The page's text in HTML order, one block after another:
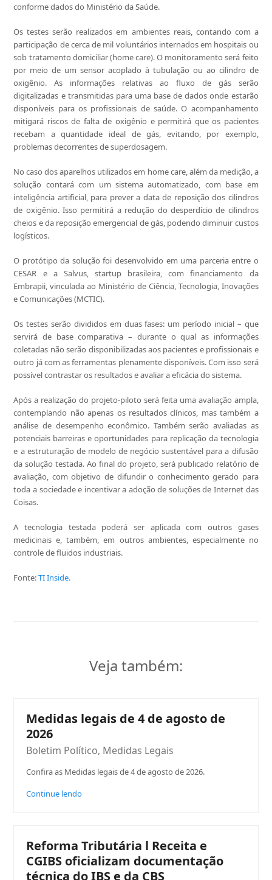
conforme dados do Ministério da Saúde.
Os testes serão realizados em ambientes reais, contando com a
participação de cerca de mil voluntários internados em hospitais ou
sob tratamento domiciliar (home care). O monitoramento será feito
por meio de um sensor acoplado à tubulação ou ao cilindro de
oxigênio. As informações relativas ao fluxo de gás serão
digitalizadas e transmitidas para uma base de dados onde estarão
disponíveis para os profissionais de saúde. O acompanhamento
mitigará riscos de falta de oxigênio e permitirá que os pacientes
recebam a quantidade ideal de gás, evitando, por exemplo,
problemas decorrentes de superdosagem.
No caso dos aparelhos utilizados em home care, além da medição, a
solução contará com um sistema automatizado, com base em
inteligência artificial, para prever a data de reposição dos cilindros
de oxigênio. Isso permitirá a redução do desperdício de cilindros
cheios e da reposição emergencial de gás, podendo diminuir custos
logísticos.
O protótipo da solução foi desenvolvido em uma parceria entre o
CESAR e a Salvus, startup brasileira, com financiamento da
Embrapii, vinculada ao Ministério de Ciência, Tecnologia, Inovações
e Comunicações (MCTIC).
Os testes serão divididos em duas fases: um período inicial – que
servirá de base comparativa – durante o qual as informações
coletadas não serão disponibilizadas aos pacientes e profissionais e
outro já com as ferramentas plenamente disponíveis. Com isso será
possível contrastar os resultados e avaliar a eficácia do sistema.
Após a realização do projeto-piloto será feita uma avaliação ampla,
contemplando não apenas os resultados clínicos, mas também a
análise de desempenho econômico. Também serão avaliadas as
potenciais barreiras e oportunidades para replicação da tecnologia
e a estruturação de modelo de negócio sustentável para a difusão
da solução testada. Ao final do projeto, será publicado relatório de
avaliação, com objetivo de difundir o conhecimento gerado para
toda a sociedade e incentivar a adoção de soluções de Internet das
Coisas.
A tecnologia testada poderá ser aplicada com outros gases
medicinais e, também, em outros ambientes, especialmente no
controle de fluidos industriais.
Fonte:TI Inside.
Veja também:
Medidas legais de 4 de agosto de
2026
Boletim Político, Medidas Legais
Confira as Medidas legais de 4 de agosto de 2026.
Continue lendo
Reforma Tributária l Receita e
CGIBS oficializam documentação
técnica do IBS e da CBS